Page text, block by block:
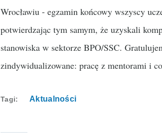
Wrocławiu - egzamin końcowy wszyscy
potwierdzając tym samym, że uzyskali
stanowiska w sektorze BPO/SSC.
zindywidualizowane: pracę z mentorami i
Tagi Aktualności